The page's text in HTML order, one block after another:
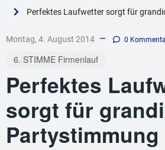
Perfektes Laufwetter sorgt für
Montag, 4. August 2014 – 0
6. STIMME Firmenlauf
Perfektes
sorgt für
Partystimmung